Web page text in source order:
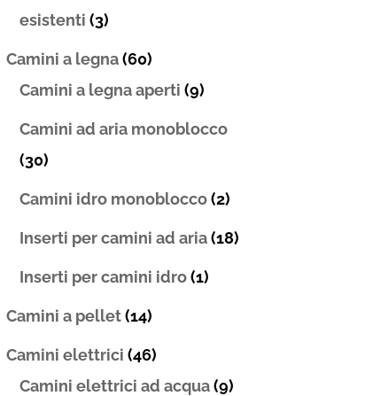
esistenti (3)
Camini a legna (60)
Camini a legna aperti (9)
Camini ad aria monoblocco
(30)
Camini idro monoblocco (2)
Inserti per camini ad aria (18)
Inserti per camini idro (1)
Camini a pellet (14)
Camini elettrici (46)
Camini elettrici ad acqua (9)